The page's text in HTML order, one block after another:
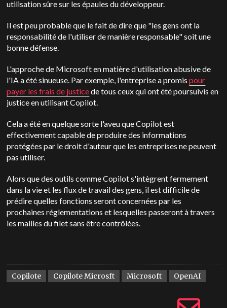
utilisation sûre sur les épaules du développeur.
Il est peu probable que le fait de dire que "les gens ont la
responsabilité de l'utiliser de manière responsable" soit une
bonne défense.
L'approche de Microsoft en matière d'utilisation abusive de
l'IA a été sinueuse. Par exemple, l'entreprise a promispour
payer les frais de justicede tous ceux qui ont été poursuivis en
justice en utilisant Copilot.
Cela a été en quelque sorte l'aveu que Copilot est
effectivement capable de produire des informations
protégées par le droit d'auteur que les entreprises ne peuvent
pas utiliser.
Alors que des outils comme Copilot s'intègrent fermement
dans la vie et les flux de travail des gens, il est difficile de
prédire quelles fonctions seront concernées par les
prochaines réglementations et lesquelles passeront à travers
les mailles du filet sans être contrôlées.
Copilote Copilote Microsft Microsoft OpenAI